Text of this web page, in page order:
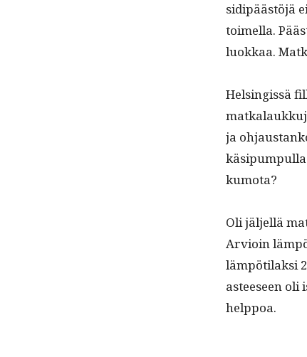
sidipäästöjä
toimel­la.
luokkaa.
Helsingis­sä
ja
kumota?
Oli jäl­jel­lä
Arvioin
läm­pöti­lak­si
asteeseen
helppoa.